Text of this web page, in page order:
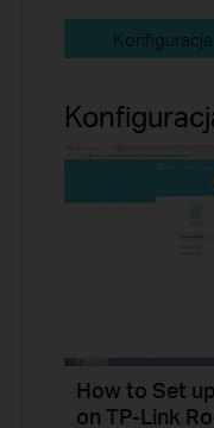
Konfiguracja
How to Set
on TP-Link